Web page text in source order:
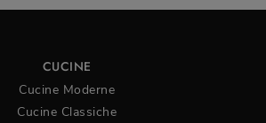
CUCINE
Cucine Moderne
Cucine Classiche